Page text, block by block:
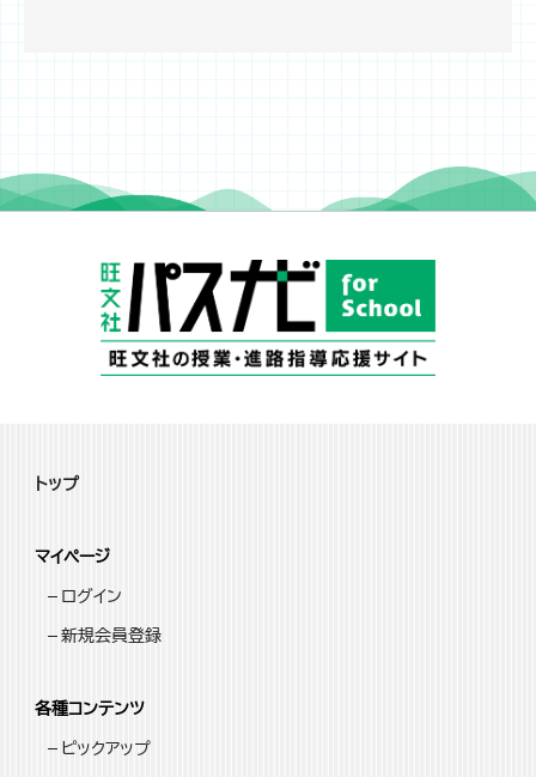
トップ
マイページ
ログイン
新規会員登録
各種コンテンツ
ピックアップ